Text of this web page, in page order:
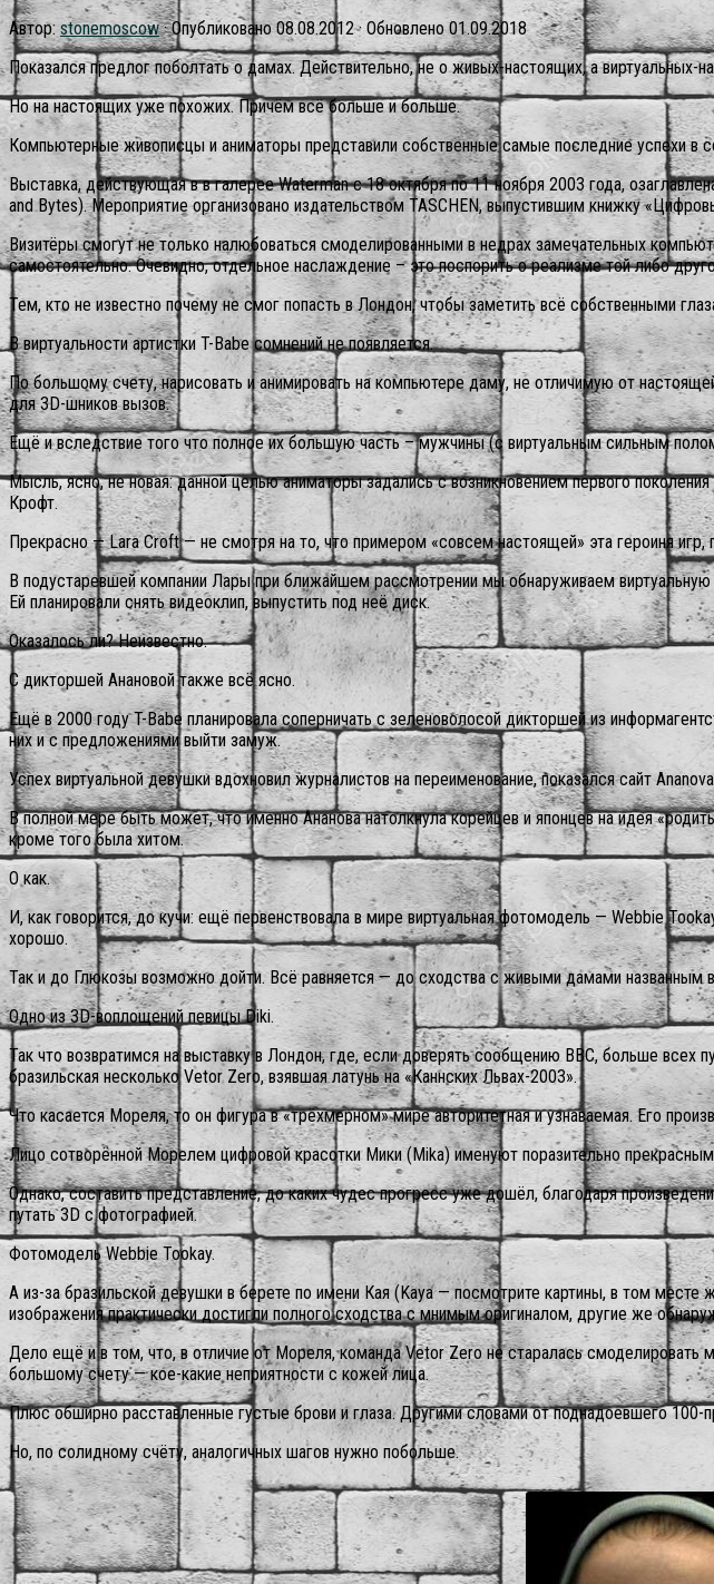
Автор: stonemoscow · Опубликовано08.08.2012· Обновлено01.09.2018
Показался предлог поболтать о дамах. Действительно, не о живых-настоящих, а виртуальных-
Но на настоящих уже похожих. Причём всё больше и больше.
Компьютерные живописцы и аниматоры представили собственные самые последние успехи в
Выставка, действующая в в галерее Waterman с 18 октября по 11 ноября 2003 года,
and Bytes). Мероприятие организовано издательством TASCHEN, выпустившим книжку
Визитёры смогут не только налюбоваться смоделированными в недрах замечательных
самостоятельно. Очевидно, отдельное наслаждение – это поспорить о реализме той либо
Тем, кто не известно почему не смог попасть в Лондон, чтобы заметить всё собственными
В виртуальности артистки T-Babe сомнений не появляется.
По большому счету, нарисовать и анимировать на компьютере даму, не отличимую от
для 3D-шников вызов.
Ещё и вследствие того что полное их большую часть – мужчины (с виртуальным сильным
Мысль, ясно, не новая: данной целью аниматоры задались с возникновением первого
Крофт.
Прекрасно — Lara Croft — не смотря на то, что примером «совсем настоящей» эта героиня
В подустаревшей компании Лары при ближайшем рассмотрении мы обнаруживаем
Ей планировали снять видеоклип, выпустить под неё диск.
Оказалось ли? Неизвестно.
С дикторшей Анановой также всё ясно.
Ещё в 2000 году T-Babe планировала соперничать с зеленоволосой дикторшей из
них и с предложениями выйти замуж.
Успех виртуальной девушки вдохновил журналистов на переименование, показался сайт
В полной мере быть может, что именно Ананова натолкнула корейцев и японцев на идея
кроме того была хитом.
О как.
И, как говорится, до кучи: ещё первенствовала в мире виртуальная фотомодель — Webbie
хорошо.
Так и до Глюкозы возможно дойти. Всё равняется — до сходства с живыми дамами
Одно из 3D-воплощений певицы Diki.
Так что возвратимся на выставку в Лондон, где, если доверять сообщению ВВС, больше всех
бразильская несколько Vetor Zero, взявшая латунь на «Каннских Львах-2003».
Что касается Мореля, то он фигура в «трёхмерном» мире авторитетная и узнаваемая. Его
Лицо сотворённой Морелем цифровой красотки Мики (Mika) именуют поразительно
Однако, составить представление, до каких чудес прогресс уже дошёл, благодаря
путать 3D с фотографией.
Фотомодель Webbie Tookay.
А из-за бразильской девушки в берете по имени Кая (Kaya — посмотрите картины, в том
изображения практически достигли полного сходства с мнимым оригиналом, другие же
Дело ещё и в том, что, в отличие от Мореля, команда Vetor Zero не старалась
большому счету — кое-какие неприятности с кожей лица.
Плюс обширно расставленные густые брови и глаза. Другими словами от поднадоевшего 100-
Но, по солидному счёту, аналогичных шагов нужно побольше.